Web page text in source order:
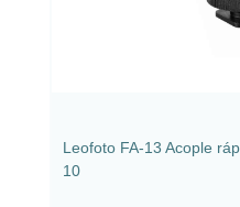
Leofoto FA-13 Acople
10